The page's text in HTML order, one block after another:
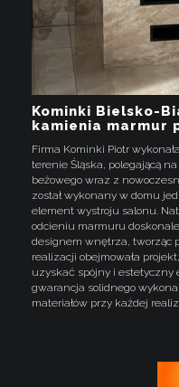
Kominki Bielsko-
kamienia marmur
Firma Kominki Piotr
terenie Śląska, polegającą
beżowego wraz z
został wykonany w domu
element wystroju salonu.
odcieniu marmuru
designem wnętrza, tworząc
realizacji obejmowała
uzyskać spójny i estetyczny
gwarancja solidnego
materiałów przy każdej